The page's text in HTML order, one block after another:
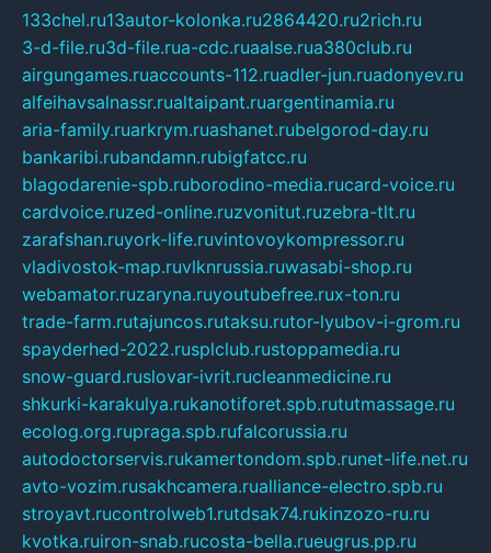
133chel.ru13autor-kolonka.ru2864420.ru2rich.ru
3-d-file.ru3d-file.rua-cdc.ruaalse.rua380club.ru
airgungames.ruaccounts-112.ruadler-jun.ruadonyev.ru
alfeihavsalnassr.rualtaipant.ruargentinamia.ru
aria-family.ruarkrym.ruashanet.rubelgorod-day.ru
bankaribi.rubandamn.rubigfatcc.ru
blagodarenie-spb.ruborodino-media.rucard-voice.ru
cardvoice.ruzed-online.ruzvonitut.ruzebra-tlt.ru
zarafshan.ruyork-life.ruvintovoykompressor.ru
vladivostok-map.ruvlknrussia.ruwasabi-shop.ru
webamator.ruzaryna.ruyoutubefree.rux-ton.ru
trade-farm.rutajuncos.rutaksu.rutor-lyubov-i-grom.ru
spayderhed-2022.rusplclub.rustoppamedia.ru
snow-guard.ruslovar-ivrit.rucleanmedicine.ru
shkurki-karakulya.rukanotiforet.spb.rututmassage.ru
ecolog.org.rupraga.spb.rufalcorussia.ru
autodoctorservis.rukamertondom.spb.runet-life.net.ru
avto-vozim.rusakhcamera.rualliance-electro.spb.ru
stroyavt.rucontrolweb1.rutdsak74.rukinzozo-ru.ru
kvotka.ruiron-snab.rucosta-bella.rueugrus.pp.ru